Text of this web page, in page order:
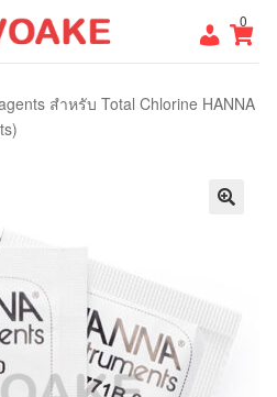
0
สำหรับ Total Chlorine HANNA